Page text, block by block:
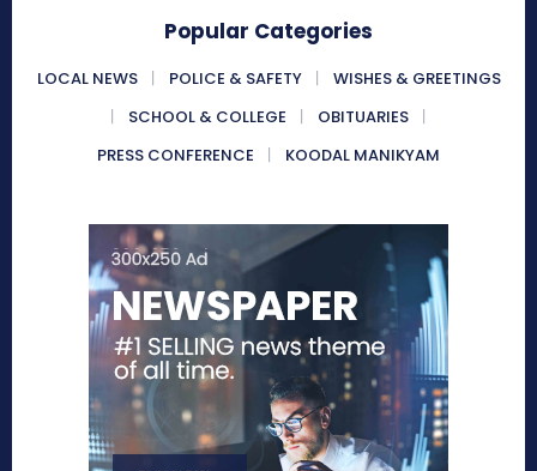
Popular Categories
LOCAL NEWS POLICE & SAFETY
WISHES & GREETINGS
SCHOOL & COLLEGE
OBITUARIES
PRESS CONFERENCE
KOODAL MANIKYAM